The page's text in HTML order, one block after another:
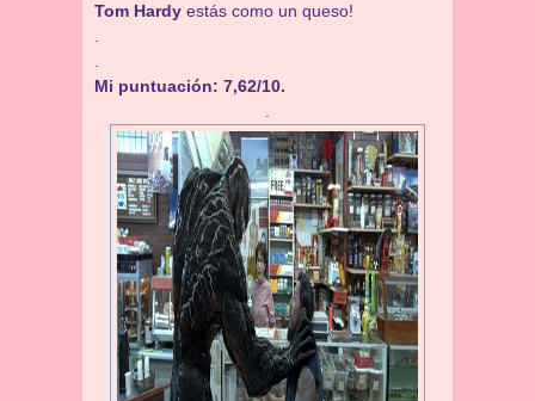
Tom Hardy estás como un queso!
Mi puntuación: 7,62/10.